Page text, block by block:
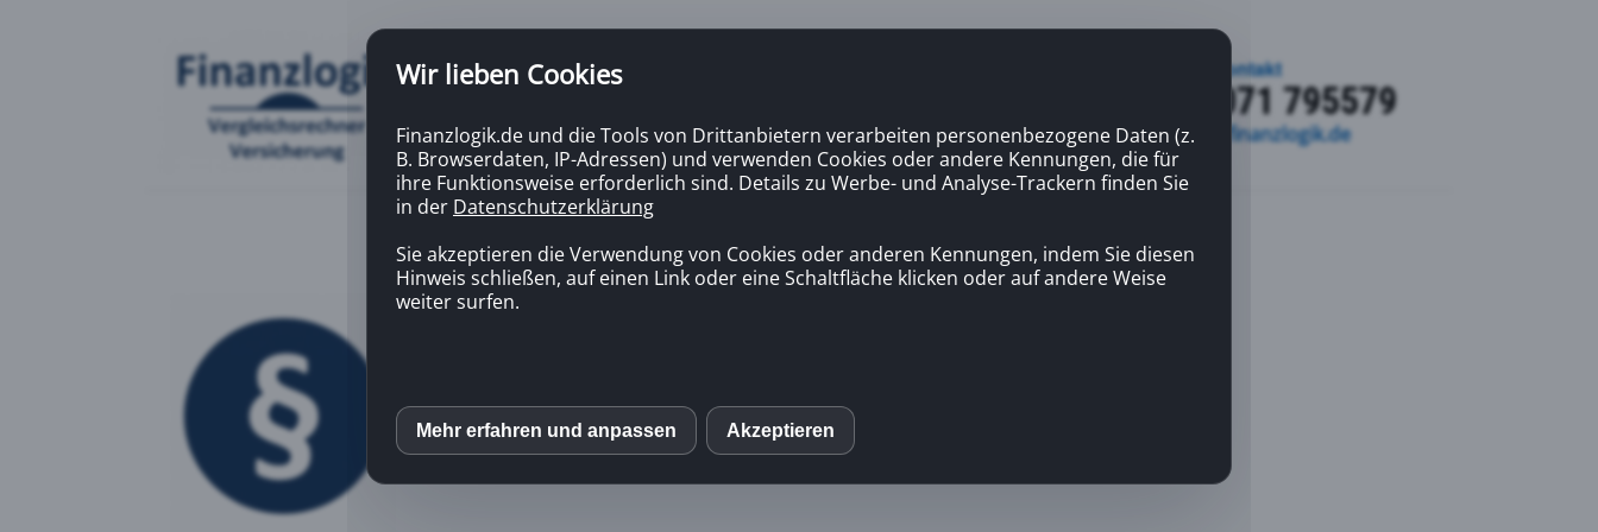
Kontakt
+49 7071 795579
kontakt@finanzlogik.de
Hier finden Sie eine gute und günstige Rechtsschutzversicherung
Wir lieben Cookies
Finanzlogik.de und die Tools von Drittanbietern verarbeiten personenbezogene Daten (z.
B. Browserdaten, IP-Adressen) und verwenden Cookies oder andere Kennungen, die für
ihre Funktionsweise erforderlich sind. Details zu Werbe- und Analyse-Trackern finden Sie
in der Datenschutzerklärung
Sie akzeptieren die Verwendung von Cookies oder anderen Kennungen, indem Sie diesen
Hinweis schließen, auf einen Link oder eine Schaltfläche klicken oder auf andere Weise
weiter surfen.
inCMS
Mehr erfahren und anpassen Akzeptieren